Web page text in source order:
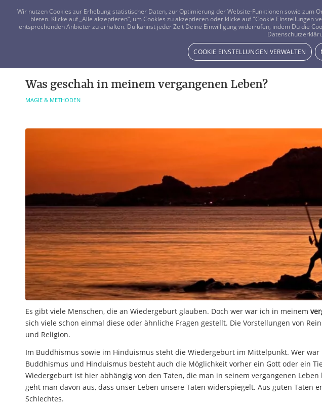
Was geschah in meinem vergangenen Leben?
MAGIE & METHODEN
Es gibt viele Menschen, die an Wiedergeburt glauben. Doch wer war ich in meinem
sich viele schon einmal diese oder ähnliche Fragen gestellt. Die Vorstellungen von
und Religion.
Im Buddhismus sowie im Hinduismus steht die Wiedergeburt im Mittelpunkt. Wer war
Buddhismus und Hinduismus besteht auch die Möglichkeit vorher ein Gott oder ein
Wiedergeburt ist hier abhängig von den Taten, die man in seinem vergangenen
geht man davon aus, dass unser Leben unsere Taten widerspiegelt. Aus guten Taten
Schlechtes.
Wir nutzen Cookies zur Erhebung statistischer Daten, zur Optimierung der Website-Funktionen sowie
bieten. Klicke auf „Alle akzeptieren“, um Cookies zu akzeptieren oder klicke auf "Cookie
entsprechenden Anbieter zu erhalten. Du kannst jeder Zeit Deine Einwilligung widerrufen, indem Du die
COOKIE EINSTELLUNGEN VERWALTEN